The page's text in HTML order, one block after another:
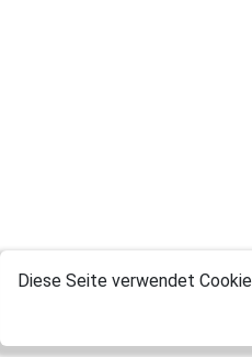
Diese Seite verwendet